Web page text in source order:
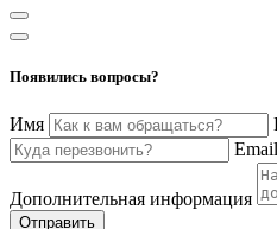
Появились вопросы?
Имя
Дополнительная информация
Отправить